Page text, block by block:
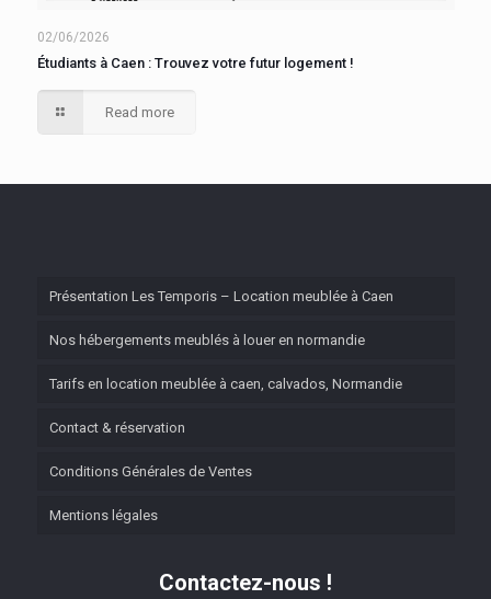
02/06/2026
Étudiants à Caen : Trouvez votre futur logement !
Read more
Présentation Les Temporis – Location meublée à Caen
Nos hébergements meublés à louer en normandie
Tarifs en location meublée à caen, calvados, Normandie
Contact & réservation
Conditions Générales de Ventes
Mentions légales
Contactez-nous !